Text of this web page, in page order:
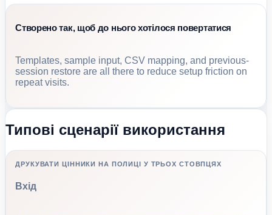
Створено так, щоб до нього хотілося повертатися
Templates, sample input, CSV mapping, and previous-
session restore are all there to reduce setup friction on
repeat visits.
Типові сценарії використання
ДРУКУВАТИ ЦІННИКИ НА ПОЛИЦІ У ТРЬОХ СТОВПЦЯХ
Вхід